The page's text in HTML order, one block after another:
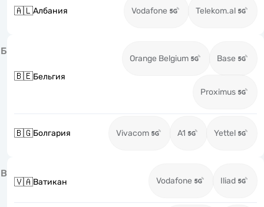
🇦🇱Албания Vodafone Telekom.al
Б
🇧🇪Бельгия
Orange Belgium Base
Proximus
🇧🇬Болгария Vivacom A1 Yettel
В
🇻🇦Ватикан Vodafone Iliad